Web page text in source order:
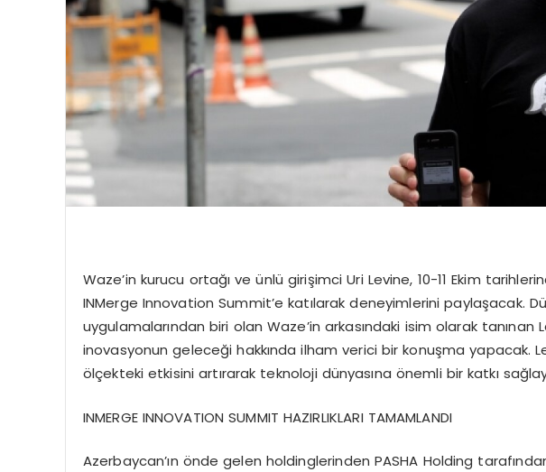
Waze’in kurucu ortağı ve ünlü girişimci Uri Levine, 10-11 Ekim
INMerge Innovation Summit’e katılarak deneyimlerini paylaşacak.
uygulamalarından biri olan Waze’in arkasındaki isim olarak
inovasyonun geleceği hakkında ilham verici bir konuşma yapacak.
ölçekteki etkisini artırarak teknoloji dünyasına önemli bir katkı
INMERGE INNOVATION SUMMIT HAZIRLIKLARI TAMAMLANDI
Azerbaycan’ın önde gelen holdinglerinden PASHA Holding